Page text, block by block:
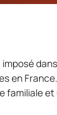
imposé
en
familiale